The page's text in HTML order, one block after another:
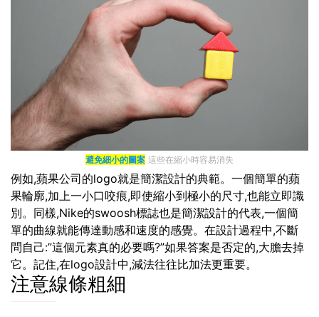
避免細小的圖案 這些在縮小時容易消失
例如,蘋果公司的logo就是簡潔設計的典範。一個簡單的蘋
果輪廓,加上一小口咬痕,即使縮小到極小的尺寸,也能立即識
別。同樣,Nike的swoosh標誌也是簡潔設計的代表,一個簡
單的曲線就能傳達動感和速度的感覺。在設計過程中,不斷
問自己:”這個元素真的必要嗎?”如果答案是否定的,大膽去掉
它。記住,在logo設計中,減法往往比加法更重要。
注意線條粗細